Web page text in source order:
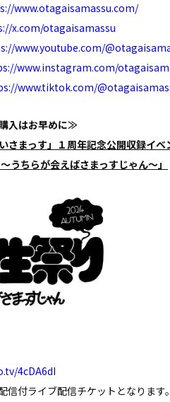
www.otagaisamassu.com/
x.com/otagaisamassu
www.youtube.com/
www.instagram.com/
www.tiktok.com/
入はお早めに≫
さまっす」１周年記念公開収録イベ
うちらが会えばさまっすじゃん～」
4cDA6dI
付ライブ配信チケットとなります。